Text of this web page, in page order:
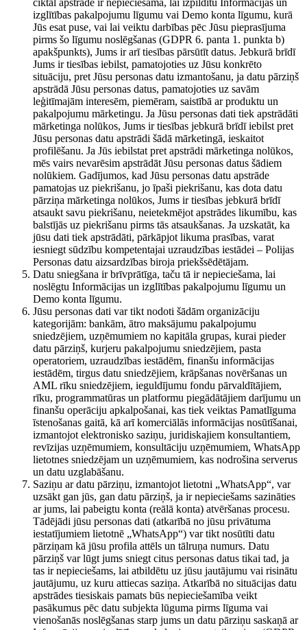
ciktāl apstrāde ir nepieciešama, lai izpildītu Informācijas un
izglītības pakalpojumu līgumu vai Demo konta līgumu, kurā
Jūs esat puse, vai lai veiktu darbības pēc Jūsu pieprasījuma
pirms šo līgumu noslēgšanas (GDPR 6. panta 1. punkta b)
apakšpunkts), Jums ir arī tiesības pārsūtīt datus. Jebkurā brīdī
Jums ir tiesības iebilst, pamatojoties uz Jūsu konkrēto
situāciju, pret Jūsu personas datu izmantošanu, ja datu pārziņš
apstrādā Jūsu personas datus, pamatojoties uz savām
leģitīmajām interesēm, piemēram, saistībā ar produktu un
pakalpojumu mārketingu. Ja Jūsu personas dati tiek apstrādāti
mārketinga nolūkos, Jums ir tiesības jebkurā brīdī iebilst pret
Jūsu personas datu apstrādi šādā mārketingā, ieskaitot
profilēšanu. Ja Jūs iebilstat pret apstrādi mārketinga nolūkos,
mēs vairs nevarēsim apstrādāt Jūsu personas datus šādiem
nolūkiem. Gadījumos, kad Jūsu personas datu apstrāde
pamatojas uz piekrišanu, jo īpaši piekrišanu, kas dota datu
pārziņa mārketinga nolūkos, Jums ir tiesības jebkurā brīdī
atsaukt savu piekrišanu, neietekmējot apstrādes likumību, kas
balstījās uz piekrišanu pirms tās atsaukšanas. Ja uzskatāt, ka
jūsu dati tiek apstrādāti, pārkāpjot likuma prasības, varat
iesniegt sūdzību kompetentajai uzraudzības iestādei – Polijas
Personas datu aizsardzības biroja priekšsēdētājam.
Datu sniegšana ir brīvprātīga, taču tā ir nepieciešama, lai
noslēgtu Informācijas un izglītības pakalpojumu līgumu un
Demo konta līgumu.
Jūsu personas dati var tikt nodoti šādām organizāciju
kategorijām: bankām, ātro maksājumu pakalpojumu
sniedzējiem, uzņēmumiem no kapitāla grupas, kurai pieder
datu pārziņš, kurjeru pakalpojumu sniedzējiem, pasta
operatoriem, uzraudzības iestādēm, finanšu informācijas
iestādēm, tirgus datu sniedzējiem, krāpšanas novēršanas un
AML rīku sniedzējiem, ieguldījumu fondu pārvaldītājiem,
rīku, programmatūras un platformu piegādātājiem darījumu un
finanšu operāciju apkalpošanai, kas tiek veiktas Pamatlīguma
īstenošanas gaitā, kā arī komerciālās informācijas nosūtīšanai,
izmantojot elektronisko saziņu, juridiskajiem konsultantiem,
revīzijas uzņēmumiem, konsultāciju uzņēmumiem, WhatsApp
lietotnes sniedzējam un uzņēmumiem, kas nodrošina serverus
un datu uzglabāšanu.
Saziņu ar datu pārziņu, izmantojot lietotni „WhatsApp“, var
uzsākt gan jūs, gan datu pārziņš, ja ir nepieciešams sazināties
ar jums, lai pabeigtu konta (reālā konta) atvēršanas procesu.
Tādējādi jūsu personas dati (atkarībā no jūsu privātuma
iestatījumiem lietotnē „WhatsApp“) var tikt nosūtīti datu
pārziņam kā jūsu profila attēls un tālruņa numurs. Datu
pārziņš var lūgt jums sniegt citus personas datus tikai tad, ja
tas ir nepieciešams, lai atbildētu uz jūsu jautājumu vai risinātu
jautājumu, uz kuru attiecas saziņa. Atkarībā no situācijas datu
apstrādes tiesiskais pamats būs nepieciešamība veikt
pasākumus pēc datu subjekta lūguma pirms līguma vai
vienošanās noslēgšanas starp jums un datu pārziņu saskaņā ar